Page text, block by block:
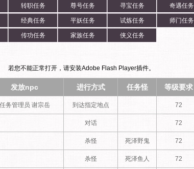
转职任务 尊号任务 寻宝任务 奇遇任务
经典任务 平妖任务 试炼任务 师门任务
传功任务 家族任务 侠义任务
若您不能正常打开，请安装Adobe Flash Player插件。
发放npc 进行方式 任务怪 等级要求
任务管理员 谢宗岳 到达指定地点 72
对话 72
杀怪 死泽野鬼 72
杀怪 死泽鱼人 72